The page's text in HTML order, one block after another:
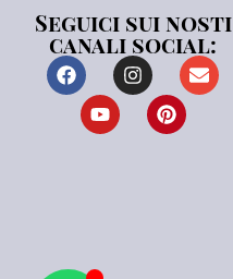
Seguici sui nosti
canali social: